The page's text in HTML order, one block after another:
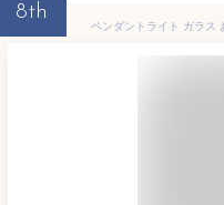
8th
ペンダントライト ガラス